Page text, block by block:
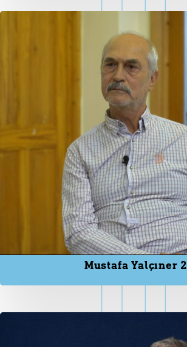
Mustafa Yalçıner 2